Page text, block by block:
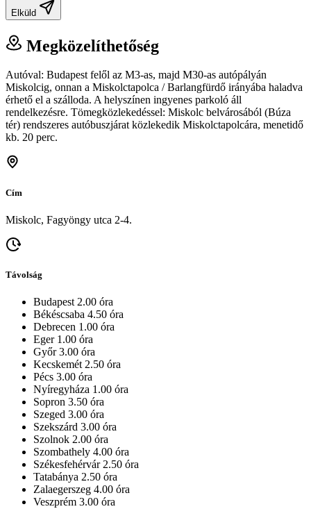
Elküld
Megközelíthetőség
Autóval: Budapest felől az M3-as, majd M30-as autópályán
Miskolcig, onnan a Miskolctapolca / Barlangfürdő irányába haladva
érhető el a szálloda. A helyszínen ingyenes parkoló áll
rendelkezésre. Tömegközlekedéssel: Miskolc belvárosából (Búza
tér) rendszeres autóbuszjárat közlekedik Miskolctapolcára, menetidő
kb. 20 perc.
Cím
Miskolc, Fagyöngy utca 2-4.
Távolság
Budapest 2.00 óra
Békéscsaba 4.50 óra
Debrecen 1.00 óra
Eger 1.00 óra
Győr 3.00 óra
Kecskemét 2.50 óra
Pécs 3.00 óra
Nyíregyháza 1.00 óra
Sopron 3.50 óra
Szeged 3.00 óra
Szekszárd 3.00 óra
Szolnok 2.00 óra
Szombathely 4.00 óra
Székesfehérvár 2.50 óra
Tatabánya 2.50 óra
Zalaegerszeg 4.00 óra
Veszprém 3.00 óra